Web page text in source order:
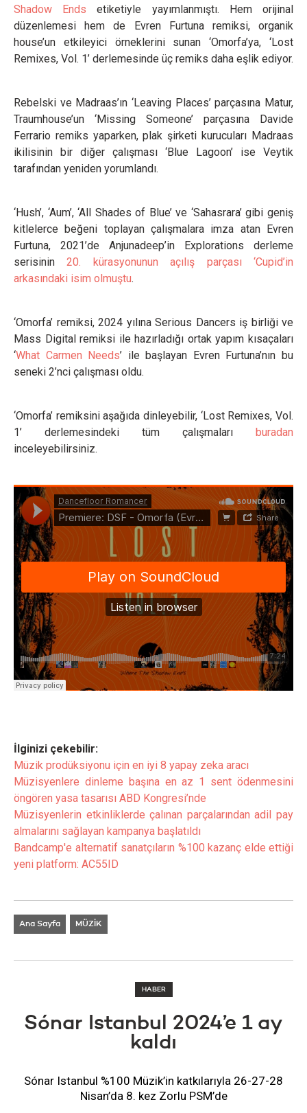
Shadow Ends etiketiyle yayımlanmıştı. Hem orijinal
düzenlemesi hem de Evren Furtuna remiksi, organik
house’un etkileyici örneklerini sunan ‘Omorfa’ya, ‘Lost
Remixes, Vol. 1’ derlemesinde üç remiks daha eşlik ediyor.
Rebelski ve Madraas’ın ‘Leaving Places’ parçasına Matur,
Traumhouse’un ‘Missing Someone’ parçasına Davide
Ferrario remiks yaparken, plak şirketi kurucuları Madraas
ikilisinin bir diğer çalışması ‘Blue Lagoon’ ise Veytik
tarafından yeniden yorumlandı.
‘Hush’, ‘Aum’, ‘All Shades of Blue’ ve ‘Sahasrara’ gibi geniş
kitlelerce beğeni toplayan çalışmalara imza atan Evren
Furtuna, 2021’de Anjunadeep’in Explorations derleme
serisinin20. kürasyonunun açılış parçası ‘Cupid’in
arkasındaki isim olmuştu.
‘Omorfa’ remiksi, 2024 yılına Serious Dancers iş birliği ve
Mass Digital remiksi ile hazırladığı ortak yapım kısaçaları
‘What Carmen Needs’ ile başlayan Evren Furtuna’nın bu
seneki 2’nci çalışması oldu.
‘Omorfa’ remiksini aşağıda dinleyebilir, ‘Lost Remixes, Vol.
1’ derlemesindeki tüm çalışmaları buradan
inceleyebilirsiniz.
İlginizi çekebilir:
Müzik prodüksiyonu için en iyi 8 yapay zeka aracı
Müzisyenlere dinleme başına en az 1 sent ödenmesini
öngören yasa tasarısı ABD Kongresi’nde
Müzisyenlerin etkinliklerde çalınan parçalarından adil pay
almalarını sağlayan kampanya başlatıldı
Bandcamp'e alternatif sanatçıların %100 kazanç elde ettiği
yeni platform: AC55ID
Ana Sayfa MÜZİK
HABER
Sónar Istanbul 2024’e 1 ay
kaldı
Sónar Istanbul %100 Müzik’in katkılarıyla 26-27-28
Nisan’da 8. kez Zorlu PSM’de